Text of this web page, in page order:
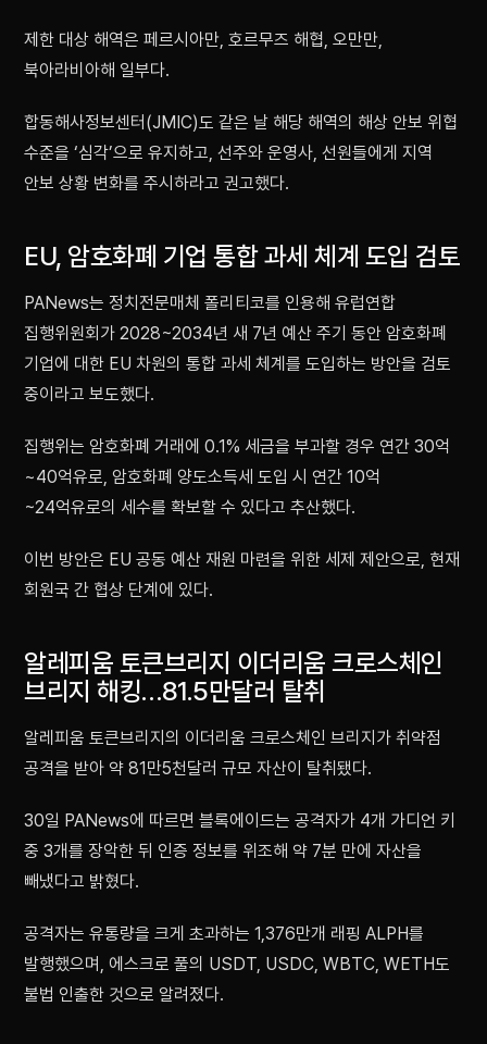
제한 대상 해역은 페르시아만, 호르무즈 해협, 오만만,
북아라비아해 일부다.
합동해사정보센터(JMIC)도 같은 날 해당 해역의 해상 안보 위협
수준을 ‘심각’으로 유지하고, 선주와 운영사, 선원들에게 지역
안보 상황 변화를 주시하라고 권고했다.
EU, 암호화폐 기업 통합 과세 체계 도입 검토
PANews는 정치전문매체 폴리티코를 인용해 유럽연합
집행위원회가 2028~2034년 새 7년 예산 주기 동안 암호화폐
기업에 대한 EU 차원의 통합 과세 체계를 도입하는 방안을 검토
중이라고 보도했다.
집행위는 암호화폐 거래에 0.1% 세금을 부과할 경우 연간 30억
~40억유로, 암호화폐 양도소득세 도입 시 연간 10억
~24억유로의 세수를 확보할 수 있다고 추산했다.
이번 방안은 EU 공동 예산 재원 마련을 위한 세제 제안으로, 현재
회원국 간 협상 단계에 있다.
알레피움 토큰브리지 이더리움 크로스체인
브리지 해킹…81.5만달러 탈취
알레피움 토큰브리지의 이더리움 크로스체인 브리지가 취약점
공격을 받아 약 81만5천달러 규모 자산이 탈취됐다.
30일 PANews에 따르면 블록에이드는 공격자가 4개 가디언 키
중 3개를 장악한 뒤 인증 정보를 위조해 약 7분 만에 자산을
빼냈다고 밝혔다.
공격자는 유통량을 크게 초과하는 1,376만개 래핑 ALPH를
발행했으며, 에스크로 풀의 USDT, USDC, WBTC, WETH도
불법 인출한 것으로 알려졌다.